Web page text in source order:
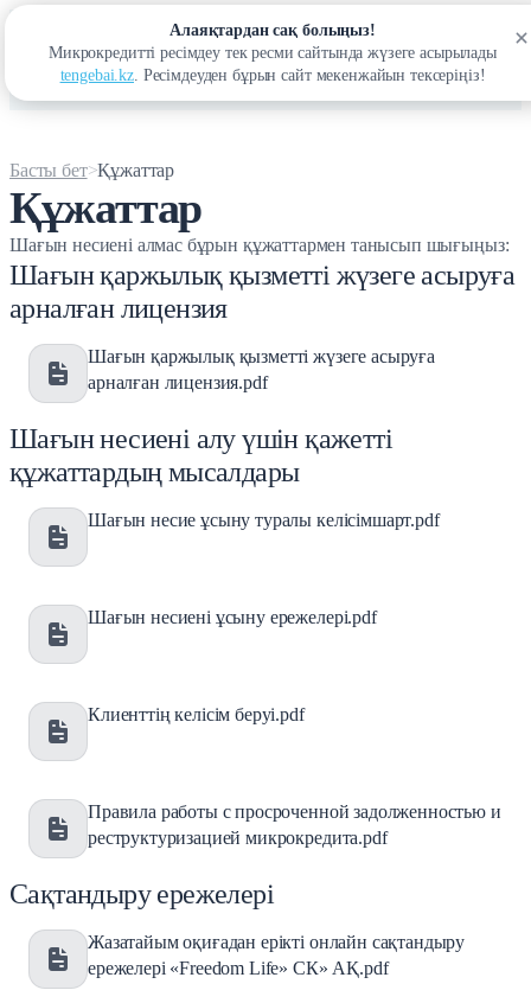
Алаяқтардан сақ болыңыз!
Микрокредитті ресімдеу тек ресми сайтында жүзеге асырылады
tengebai.kz. Ресімдеуден бұрын сайт мекенжайын тексеріңіз!
Кіру
Басты бет Құжаттар
Құжаттар
Шағын несиені алмас бұрын құжаттармен танысып шығыңыз:
Шағын қаржылық қызметті жүзеге асыруға
арналған лицензия
Шағын қаржылық қызметті жүзеге асыруға
арналған лицензия.pdf
Шағын несиені алу үшін қажетті
құжаттардың мысалдары
Шағын несие ұсыну туралы келісімшарт.pdf
Шағын несиені ұсыну ережелері.pdf
Клиенттің келісім беруі.pdf
Правила работы с просроченной задолженностью и
реструктуризацией микрокредита.pdf
Сақтандыру ережелері
Жазатайым оқиғадан ерікті онлайн сақтандыру
ережелері «Freedom Life» СК» АҚ.pdf